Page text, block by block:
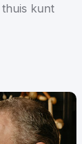
kunt